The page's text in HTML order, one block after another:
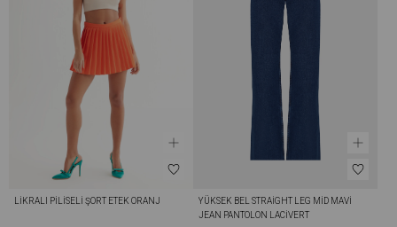
LIKRALI PILISELI ŞORT ETEK ORANJ
YÜKSEK BEL STRAIGHT LEG MID MAVI
JEAN PANTOLON LACIVERT